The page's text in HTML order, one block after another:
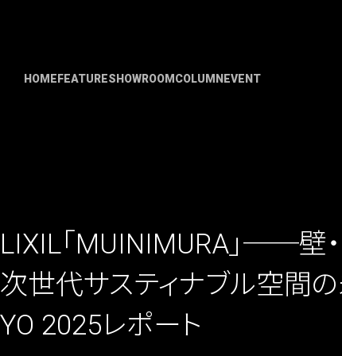
HOME FEATURESHOWROOM COLUMN EVENT
LIXIL「MUINIMURA」──壁
次世代サスティナブル空間
YO 2025レポート